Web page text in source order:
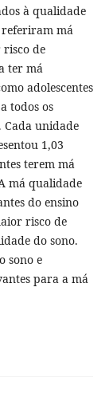
à qualidade
referiram má
risco de
ter má
adolescentes
todos os
Cada unidade
1,03
terem má
má qualidade
do ensino
risco de
do sono.
sono e
para a má